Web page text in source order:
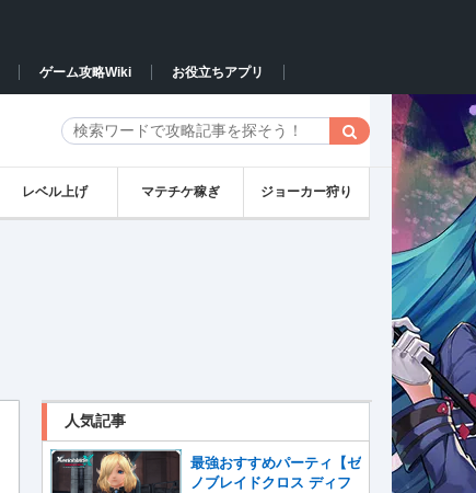
ゲーム攻略Wiki お役立ちアプリ
レベル上げ マテチケ稼ぎ ジョーカー狩り
人気記事
最強おすすめパーティ【ゼ
ノブレイドクロス ディフ